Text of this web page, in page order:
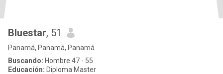
Bluestar, 51
Panamá, Panamá, Panamá
Buscando: Hombre 47 - 55
Educación: Diploma Master